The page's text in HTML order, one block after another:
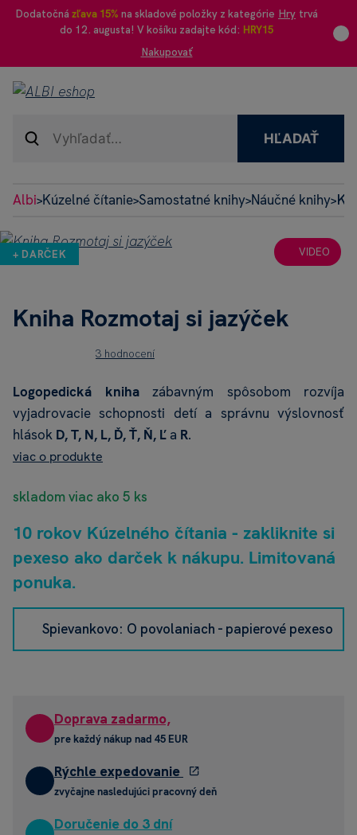
Dodatočná zľava 15% na skladové položky z kategórie Hry trvá
do 12. augusta! V košíku zadajte kód: HRY15
Nakupovať
HĽADAŤ
Albi>Kúzelné čítanie>Samostatné knihy>Náučné knihy>
+ DARČEK VIDEO
Kniha Rozmotaj si jazýček
3 hodnocení
Logopedická knihazábavným spôsobom rozvíja
vyjadrovacie schopnosti detí a správnu výslovnosť
hlások D, T, N, L, Ď, Ť, Ň, Ľ a R.
viac o produkte
skladom viac ako 5 ks
10 rokov Kúzelného čítania - zakliknite si
pexeso ako darček k nákupu. Limitovaná
ponuka.
Spievankovo: O povolaniach - papierové pexeso
Doprava zadarmo,
pre každý nákup nad 45 EUR
Rýchle expedovanie
zvyčajne nasledujúci pracovný deň
Doručenie do 3 dní